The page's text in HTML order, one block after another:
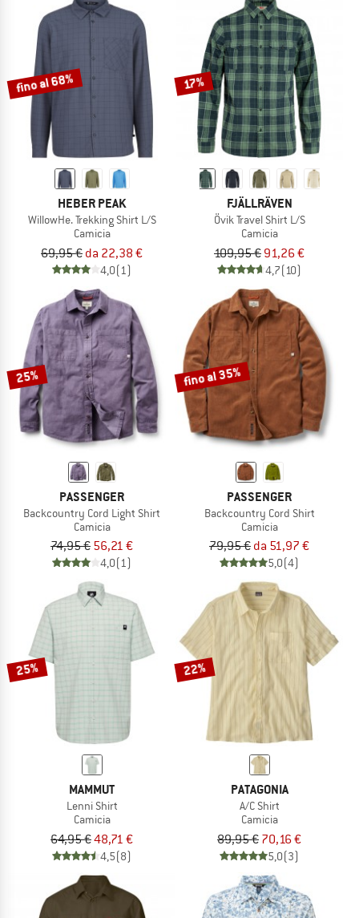
fino al 68%
HEBER PEAK
WillowHe. Trekking Shirt L/S
Camicia
69,95 € da 22,38 €
4,0(1)
17%
FJÄLLRÄVEN
Övik Travel Shirt L/S
Camicia
109,95 € 91,26 €
4,7(10)
25%
PASSENGER
Backcountry Cord Light Shirt
Camicia
74,95 € 56,21 €
4,0(1)
fino al 35%
PASSENGER
Backcountry Cord Shirt
Camicia
79,95 € da 51,97 €
5,0(4)
25%
MAMMUT
Lenni Shirt
Camicia
64,95 €48,71 €
4,5(8)
22%
PATAGONIA
A/C Shirt
Camicia
89,95 € 70,16 €
5,0(3)